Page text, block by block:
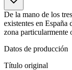
De la mano de los
existentes en España
zona particularmente
Datos de producción
Título original